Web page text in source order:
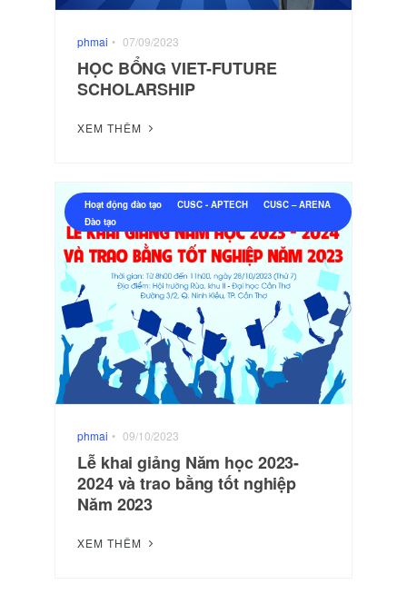
Nhiếp ảnh số và xử lý ảnh hậu kỳ
Đào tạo theo yêu cầu
Các khóa tập huấn Quản trị mạng, An toàn và an
Các khóa tập huấn CNTT, đổi mới phương pháp
phmai • 07/09/2023
HỌC BỔNG VIET-FUTURE
SCHOLARSHIP
XEM THÊM
Hoạt động đào tạo CUSC - APTECH
CUSC – ARENA
Đào tạo
phmai • 09/10/2023
Lễ khai giảng Năm học 2023-
2024 và trao bằng tốt nghiệp
Năm 2023
XEM THÊM